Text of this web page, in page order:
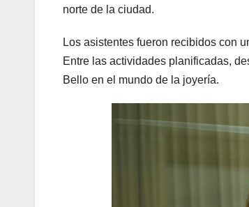
norte de la ciudad.
Los asistentes fueron recibidos con
Entre las actividades planificadas,
Bello en el mundo de la joyería.